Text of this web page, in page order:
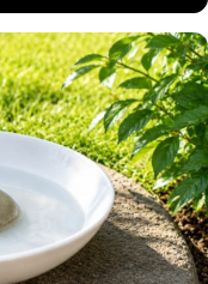
aylarında kuşların
şikayet ediyor. Ancak
arasında
çekmeye
tek şey ise sığ bir
bahçeye